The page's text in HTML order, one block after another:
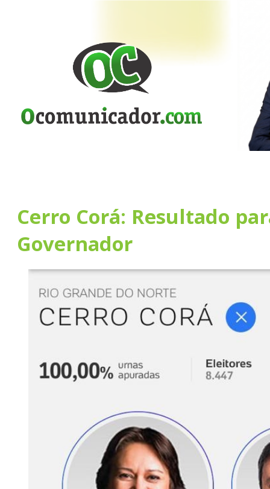
Cerro Corá: Resultado
Governador